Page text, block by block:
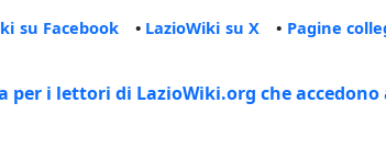
su Facebook • LazioWiki su X • Pagine
per i lettori di LazioWiki.org che